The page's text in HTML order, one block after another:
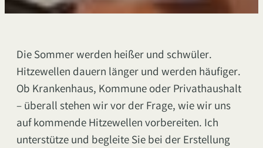
Die Sommer werden heißer und schwüler.
Hitzewellen dauern länger und werden häufiger.
Ob Krankenhaus, Kommune oder Privathaushalt
– überall stehen wir vor der Frage, wie wir uns
auf kommende Hitzewellen vorbereiten. Ich
unterstütze und begleite Sie bei der Erstellung